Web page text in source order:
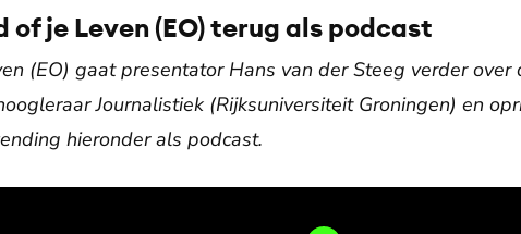
of je Leven (EO) terug als podcast
(EO) gaat presentator Hans van der Steeg verder
Journalistiek (Rijksuniversiteit Groningen) en
hieronder als podcast.